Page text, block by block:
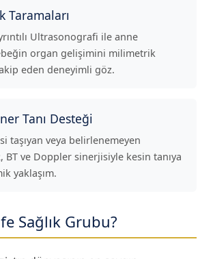
Taramaları
Ultrasonografi ile anne
organ gelişimini milimetrik
eden deneyimli göz.
Tanı Desteği
taşıyan veya belirlenemeyen
BT ve Doppler sinerjisiyle kesin tanıya
yaklaşım.
Sağlık Grubu?